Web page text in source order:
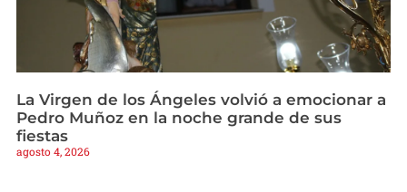
La Virgen de los Ángeles volvió a emocionar a
Pedro Muñoz en la noche grande de sus
fiestas
agosto 4, 2026